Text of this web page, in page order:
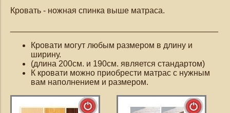
Кровать - ножная спинка выше матраса.
Кровати могут любым размером в длину и
ширину.
(длина 200см. и 190см. является стандартом)
К кровати можно приобрести матрас с нужным
вам наполнением и размером.